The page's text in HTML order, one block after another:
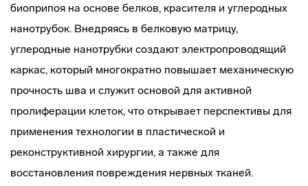
биоприпоя на основе белков, красителя и углеродных
нанотрубок. Внедряясь в белковую матрицу,
углеродные нанотрубки создают электропроводящий
каркас, который многократно повышает механическую
прочность шва и служит основой для активной
пролиферации клеток, что открывает перспективы для
применения технологии в пластической и
реконструктивной хирургии, а также для
восстановления повреждения нервных тканей.